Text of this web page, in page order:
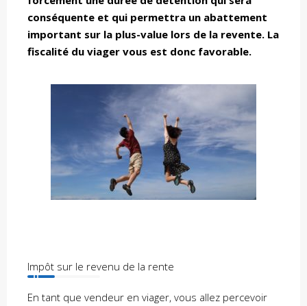
conséquente et qui permettra un abattement
important sur la plus-value lors de la revente. La
fiscalité du viager vous est donc favorable.
Impôt sur le revenu de la rente
En tant que vendeur en viager, vous allez percevoir